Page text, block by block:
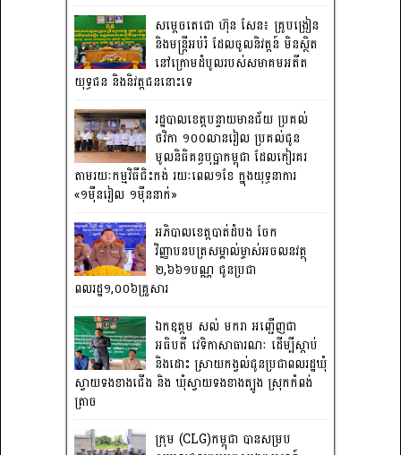
សម្តេចតេជោ ហ៊ុន សែន៖ គ្រូបង្រៀន
និងមន្ត្រីអប់រំ ដែលចូលនិវត្តន៍ មិនស្ថិត
នៅក្រោមដំបូលរបស់សមាគមអតីត
យុទ្ធជន និងនិវត្តជននោះទេ
រដ្ឋបាលខេត្តបន្ទាយមានជ័យ ប្រគល់
ថវិកា ១០០លានរៀល ប្រគល់ជូន
មូលនិធិគន្ធបុប្ផាកម្ពុជា ដែលកៀរគរ
តាមរយៈកម្មវិធីជិះកង់ រយៈពេល១ខែ ក្នុងយុទ្ធនាការ
«១ម៉ឺនរៀល ១ម៉ឺននាក់»
អភិបាលខេត្តបាត់ដំបង ចែក
វិញ្ញាបនបត្រសម្គាល់ម្ចាស់អចលនវត្ថុ
២,៦៦១បណ្ណ ជូនប្រជា
ពលរដ្ឋ១,០០៦គ្រួសារ
ឯកឧត្តម សល់ មករា អញ្ជើញជា
អធិបតី វេទិកាសាធារណៈ ដើម្បីស្តាប់
និងដោះ ស្រាយកង្វល់ជូនប្រជាពលរដ្ឋឃុំ
ស្វាយទងខាងជើង និង ឃុំស្វាយទងខាងត្បូង ស្រុកកំពង់
ត្រាច
ក្រុម (CLG)កម្ពុជា បានសម្រប